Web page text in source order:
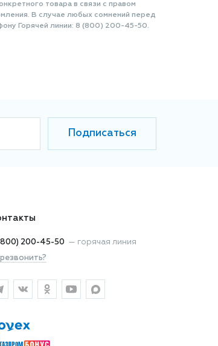
товара в связи с правом
В случае любых сомнений перед
Горячей линии: 8 (800) 200-45-50.
Подписаться
200-45-50 — горячая линия